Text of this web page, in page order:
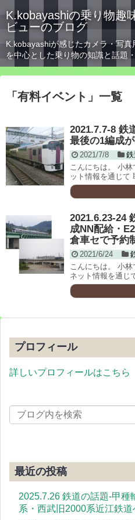
K.kobayashiの乗り物趣
ビューのブログ
K.kobayashiが感じたカメラ・写
を中心とした乗り物の知識と話題
「 有料イベント 」 一覧
2021.7.7-8 鉄
最後の1編成
2021/7/8
鉄
こんにちは。 小
ット情報を通じて
2021.6.23-24
成NN配給・
倉車セで予約
2021/6/24
こんにちは。 小
ネット情報を通じ
プロフィール
詳しいプロフィールはこちら
最近の投稿
2025.7.26 鉄道の話題-甲
系・西武旧2000系近江鉄道